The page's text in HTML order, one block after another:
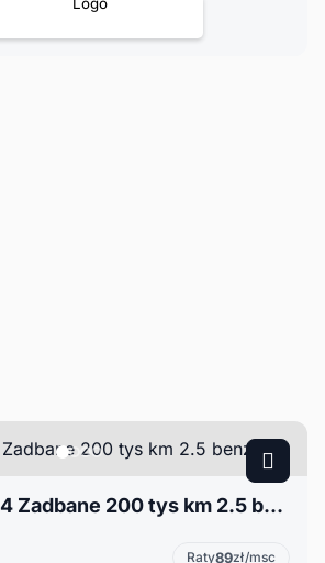
Volvo S60 I 2.4 Zadbane 200 tys km 2.5 benzyna
Raty89zł/msc